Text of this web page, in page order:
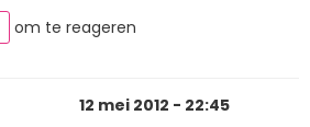
om te reageren
12 mei 2012 - 22:45